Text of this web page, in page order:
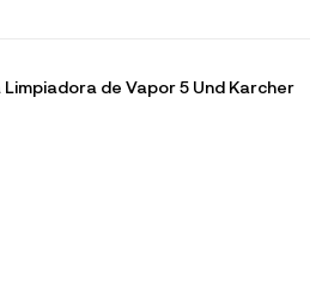
de Vapor 5 Und Karcher